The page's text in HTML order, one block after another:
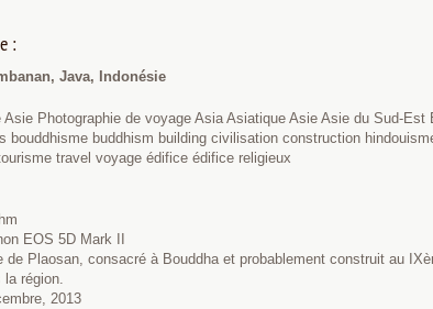
:
Java, Indonésie
Asie Photographie de voyage Asia Asiatique Asie Asie du Sud-
bouddhisme buddhism building civilisation construction
travel voyage édifice édifice religieux
EOS 5D Mark II
de Plaosan, consacré à Bouddha et probablement construit au
la région.
2013